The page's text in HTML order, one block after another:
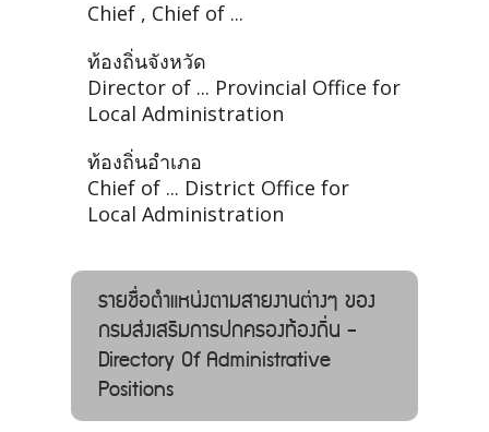
Chief , Chief of ...
ท้องถิ่นจังหวัด
Director of ... Provincial Office for
Local Administration
ท้องถิ่นอำเภอ
Chief of ... District Office for
Local Administration
รายชื่อตำแหน่งตามสายงานต่างๆ ของ
กรมส่งเสริมการปกครองท้องถิ่น -
Directory Of Administrative
Positions